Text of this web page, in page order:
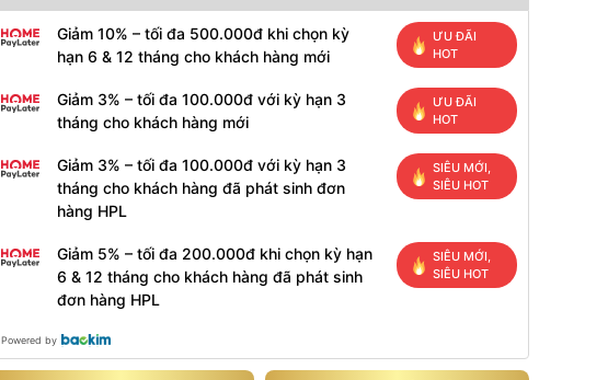
Giảm 10% – tối đa 500.000đ khi chọn kỳ
hạn 6 & 12 tháng cho khách hàng mới
ƯU ĐÃI
HOT
Giảm 3% – tối đa 100.000đ với kỳ hạn 3
tháng cho khách hàng mới
ƯU ĐÃI
HOT
Giảm 3% – tối đa 100.000đ với kỳ hạn 3
tháng cho khách hàng đã phát sinh đơn
hàng HPL
SIÊU MỚI,
SIÊU HOT
Giảm 5% – tối đa 200.000đ khi chọn kỳ hạn
6 & 12 tháng cho khách hàng đã phát sinh
đơn hàng HPL
SIÊU MỚI,
SIÊU HOT
Powered by